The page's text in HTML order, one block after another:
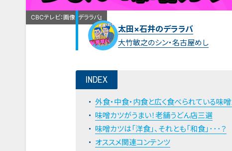
CBCテレビ：画像『デララバ』
太田×石井のデララバ
大竹敏之のシン・名古屋めし
INDEX
外食・中食・内食と広く食べられている味
味噌カツがうまい！老舗うどん店三選
味噌カツは「洋食」、それとも「和食」･･･？
オススメ関連コンテンツ